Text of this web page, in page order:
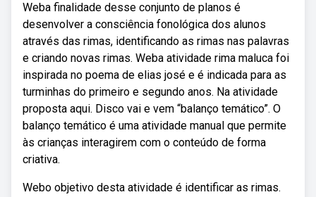
Weba finalidade desse conjunto de planos é
desenvolver a consciência fonológica dos alunos
através das rimas, identificando as rimas nas palavras
e criando novas rimas. Weba atividade rima maluca foi
inspirada no poema de elias josé e é indicada para as
turminhas do primeiro e segundo anos. Na atividade
proposta aqui. Disco vai e vem “balanço temático”. O
balanço temático é uma atividade manual que permite
às crianças interagirem com o conteúdo de forma
criativa.
Webo objetivo desta atividade é identificar as rimas.